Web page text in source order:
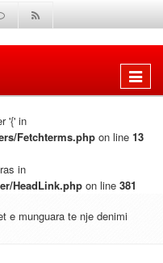
Shfaq
'{' in
Fetchterms.php on line 13
in
HeadLink.php on line 381
e munguara te nje denimi